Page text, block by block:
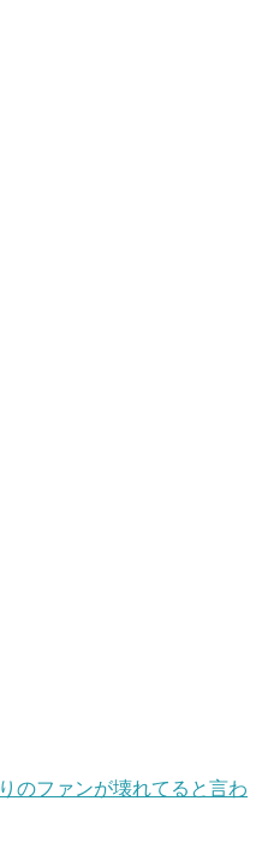
のファンが壊れてると言わ